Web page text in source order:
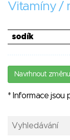
Vitamíny /
sodík
Navrhnout změnu
* Informace jsou